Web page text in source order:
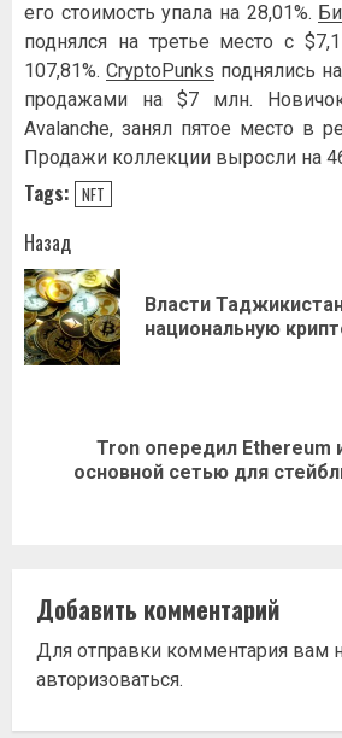
его стоимость упала на 28,01%.
поднялся на третье место с
107,81%. CryptoPunks поднялись
продажами на $7 млн.
Avalanche, занял пятое место в
Продажи коллекции выросли на
Tags: NFT
Навигация
записи
Назад
Власти
национальную
Следующая
Tron опередил Ethereum
основной сетью для
Добавить комментарий
Для отправки комментария вам
авторизоваться.